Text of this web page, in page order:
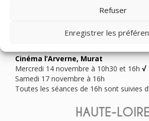
Refuser
Enregistrer les
Cinéma le Chardon, Gannat
CANTAL
Cinéma l’Arverne, Murat
Mercredi 14 novembre à 10h30 et 16h √
Samedi 17 novembre à 16h
Toutes les séances de 16h sont suivies
HAUTE-LOIRE